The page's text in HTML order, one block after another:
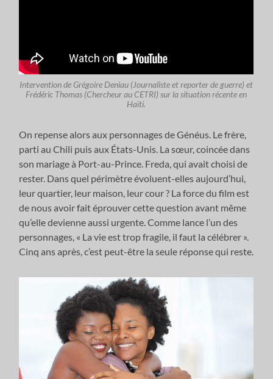
Intervention de Grégoire Deniau (Journaliste et reporter de guerre) et
Frédéric Thomas (Chercheur au CETRI) sur la situation récente en
Haïti.
On repense alors aux personnages de Généus. Le frère,
parti au Chili puis aux États-Unis. La sœur, coincée dans
son mariage à Port-au-Prince. Freda, qui avait choisi de
rester. Dans quel périmètre évoluent-elles aujourd’hui,
leur quartier, leur maison, leur cour ? La force du film est
de nous avoir fait éprouver cette question avant même
qu’elle devienne aussi urgente. Comme lance l’un des
personnages, « La vie est trop fragile, il faut la célébrer ».
Cinq ans après, c’est peut-être la seule réponse qui reste.